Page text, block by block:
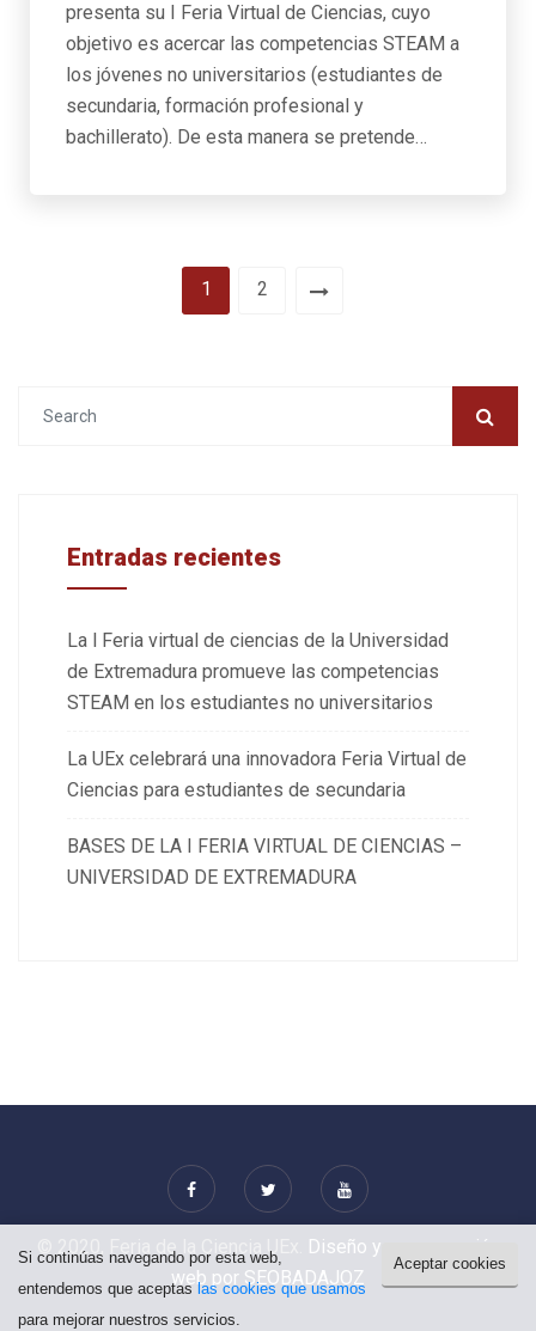
presenta su I Feria Virtual de Ciencias, cuyo
objetivo es acercar las competencias STEAM a
los jóvenes no universitarios (estudiantes de
secundaria, formación profesional y
bachillerato). De esta manera se pretende…
1 2
Entradas recientes
La l Feria virtual de ciencias de la Universidad
de Extremadura promueve las competencias
STEAM en los estudiantes no universitarios
La UEx celebrará una innovadora Feria Virtual de
Ciencias para estudiantes de secundaria
BASES DE LA I FERIA VIRTUAL DE CIENCIAS –
UNIVERSIDAD DE EXTREMADURA
© 2020, Feria de la Ciencia UEx.
Diseño y programación
web por SEOBADAJOZ
Aceptar cookies
Si continúas navegando por esta web,
entendemos que aceptas las cookies que usamos
para mejorar nuestros servicios.